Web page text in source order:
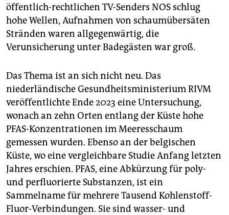
öffentlich-rechtlichen TV-Senders NOS schlug
hohe Wellen, Aufnahmen von schaumübersäten
Stränden waren allgegenwärtig, die
Verunsicherung unter Badegästen war groß.
Das Thema ist an sich nicht neu. Das
niederländische Gesundheitsministerium RIVM
veröffentlichte Ende 2023 eine Untersuchung,
wonach an zehn Orten entlang der Küste hohe
PFAS-Konzentrationen im Meeresschaum
gemessen wurden. Ebenso an der belgischen
Küste, wo eine vergleichbare Studie Anfang letzten
Jahres erschien. PFAS, eine Abkürzung für poly-
und perfluorierte Substanzen, ist ein
Sammelname für mehrere Tausend Kohlenstoff-
Fluor-Verbindungen. Sie sind wasser- und